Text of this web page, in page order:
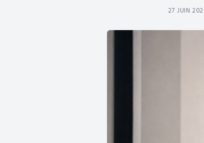
27 JUIN